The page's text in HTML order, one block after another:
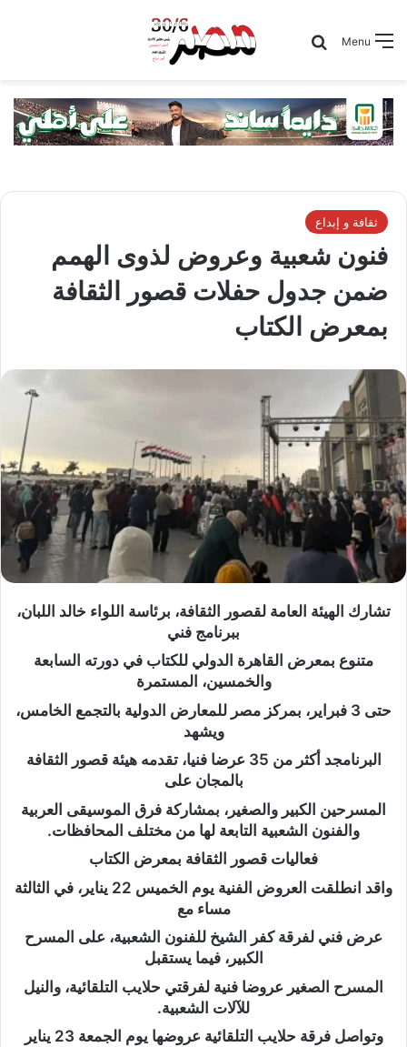
Menu
Search for
ثقافة و إبداع
فنون شعبية وعروض لذوى الهمم
ضمن جدول حفلات قصور الثقافة
بمعرض الكتاب
تشارك الهيئة العامة لقصور الثقافة، برئاسة اللواء خالد اللبان،
ببرنامج فني
متنوع بمعرض القاهرة الدولي للكتاب في دورته السابعة
والخمسين، المستمرة
حتى 3 فبراير، بمركز مصر للمعارض الدولية بالتجمع الخامس،
ويشهد
البرنامجد أكثر من 35 عرضا فنيا، تقدمه هيئة قصور الثقافة
بالمجان على
المسرحين الكبير والصغير، بمشاركة فرق الموسيقى العربية
والفنون الشعبية التابعة لها من مختلف المحافظات.
فعاليات قصور الثقافة بمعرض الكتاب
واقد انطلقت العروض الفنية يوم الخميس 22 يناير، في الثالثة
مساء مع
عرض فني لفرقة كفر الشيخ للفنون الشعبية، على المسرح
الكبير، فيما يستقبل
المسرح الصغير عروضا فنية لفرقتي حلايب التلقائية، والنيل
للآلات الشعبية.
وتواصل فرقة حلايب التلقائية عروضها يوم الجمعة 23 يناير